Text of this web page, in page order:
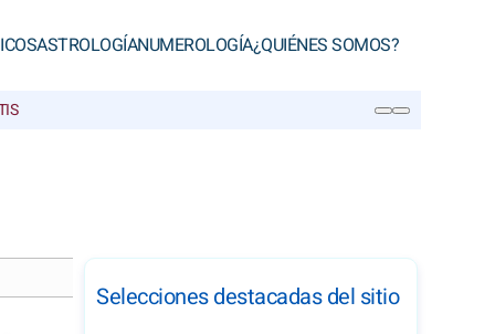
ASTROLOGÍANUMEROLOGÍA¿QUIÉNES SOMOS?
Selecciones destacadas del sitio